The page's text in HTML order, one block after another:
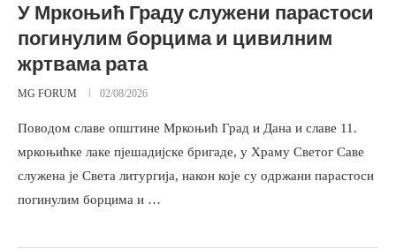
У Мркоњић Граду служени парастоси
погинулим борцима и цивилним
жртвама рата
MG FORUM 02/08/2026
Поводом славе општине Мркоњић Град и Дана и славе 11.
мркоњићке лаке пјешадијске бригаде, у Храму Светог Саве
служена је Света литургија, након које су одржани парастоси
погинулим борцима и …